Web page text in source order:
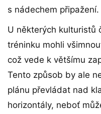
s nádechem připažení.
U některých kulturistů
tréninku mohli
což vede k většímu
Tento způsob by ale
plánu převládat nad
horizontály, neboť